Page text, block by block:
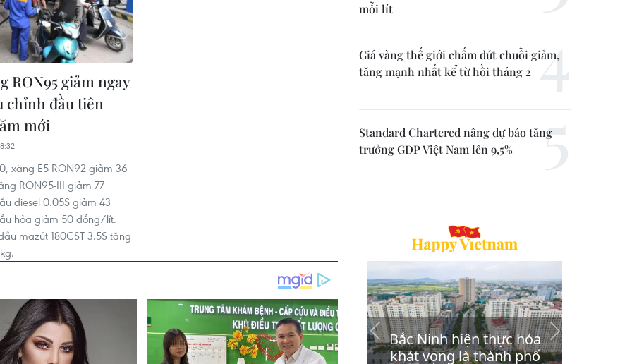
RON95 giảm ngay
chỉnh đầu tiên
mới
xăng E5 RON92 giảm 36
RON95-III giảm 77
diesel 0.05S giảm 43
hỏa giảm 50 đồng/lít.
mazút 180CST 3.5S tăng
mỗi lít
Giá vàng thế giới chấm dứt chuỗi giảm,
tăng mạnh nhất kể từ hồi tháng 2
Standard Chartered nâng dự báo tăng
trưởng GDP Việt Nam lên 9,5%